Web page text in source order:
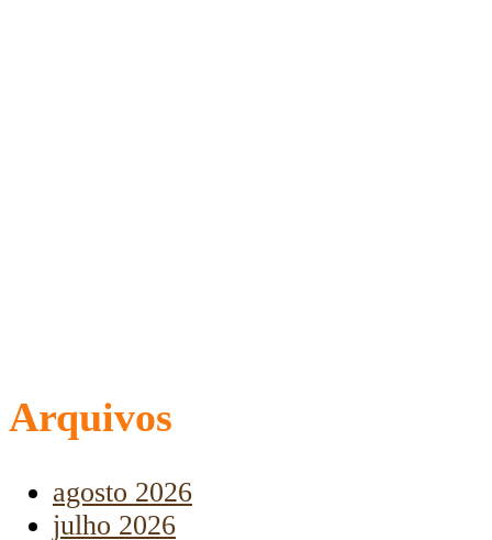
Arquivos
agosto 2026
julho 2026